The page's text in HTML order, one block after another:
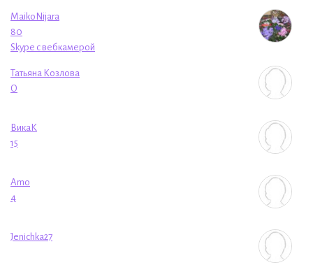
MaikoNijara
80
Skype с вебкамерой
Татьяна Козлова
O
ВикаК
15
Amo
4
Jenichka27